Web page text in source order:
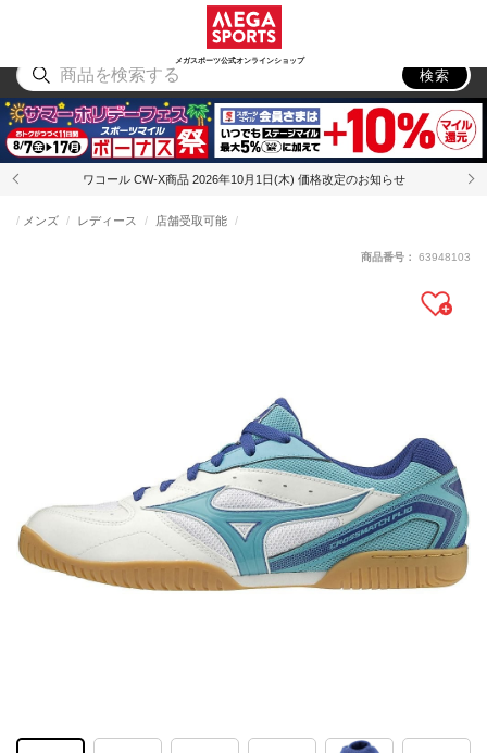
メガスポーツ公式オンラインショップ
アウトドア
検索
ワコール CW-X商品 2026年10月1日(木) 価格改定のお知らせ
メンズ レディース 店舗受取可能
商品番号： 63948103